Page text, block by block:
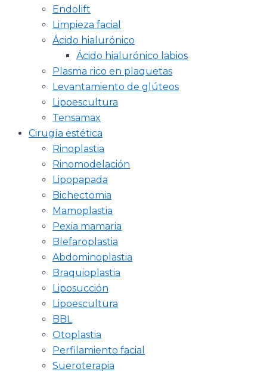
Endolift
Limpieza facial
Ácido hialurónico
Ácido hialurónico labios
Plasma rico en plaquetas
Levantamiento de glúteos
Lipoescultura
Tensamax
Cirugía estética
Rinoplastia
Rinomodelación
Lipopapada
Bichectomia
Mamoplastia
Pexia mamaria
Blefaroplastia
Abdominoplastia
Braquioplastia
Liposucción
Lipoescultura
BBL
Otoplastia
Perfilamiento facial
Sueroterapia